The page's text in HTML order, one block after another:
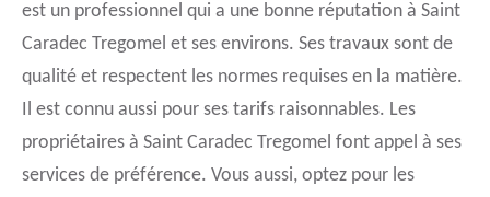
est un professionnel qui a une bonne réputation à Saint
Caradec Tregomel et ses environs. Ses travaux sont de
qualité et respectent les normes requises en la matière.
Il est connu aussi pour ses tarifs raisonnables. Les
propriétaires à Saint Caradec Tregomel font appel à ses
services de préférence. Vous aussi, optez pour les